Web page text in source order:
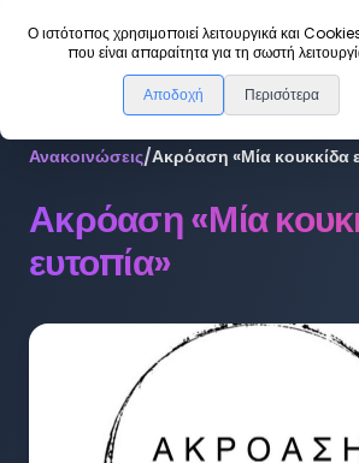
Ο ιστότοπος χρησιμοποιεί λειτουργικά και
που είναι απαραίτητα για τη σωστή
Αποδοχή Περισότερα
DanceLink
Ανακοινώσεις/Ακρόαση «Μία κουκκίδα
Ακρόαση «Μία
ευτοπία»